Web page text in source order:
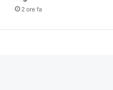
2 ore fa